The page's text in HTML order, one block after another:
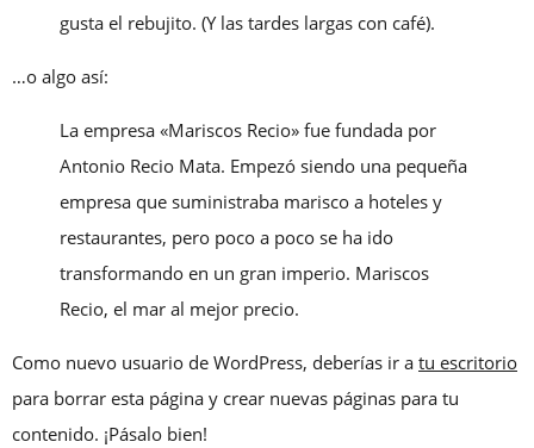
gusta el rebujito. (Y las tardes largas con café).
…o algo así:
La empresa «Mariscos Recio» fue fundada por
Antonio Recio Mata. Empezó siendo una pequeña
empresa que suministraba marisco a hoteles y
restaurantes, pero poco a poco se ha ido
transformando en un gran imperio. Mariscos
Recio, el mar al mejor precio.
Como nuevo usuario de WordPress, deberías ir a tu escritorio
para borrar esta página y crear nuevas páginas para tu
contenido. ¡Pásalo bien!